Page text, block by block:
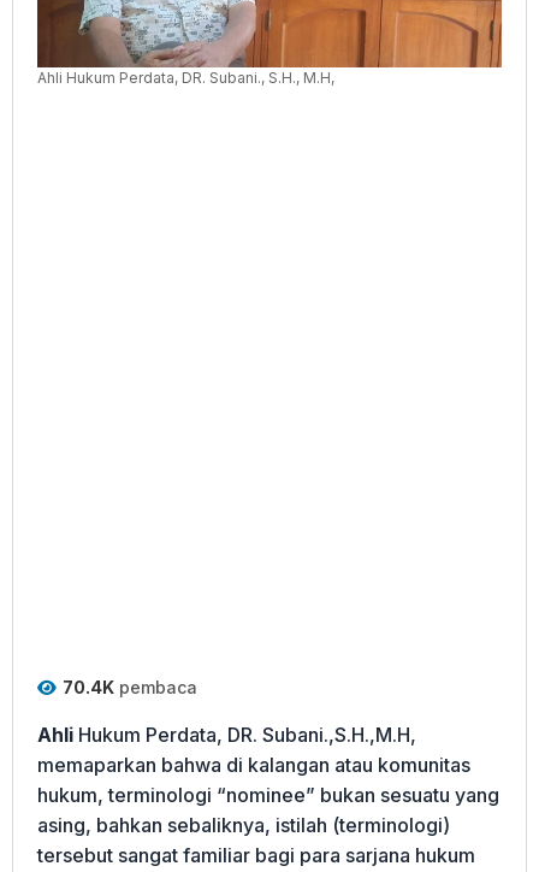
Modal
Ahli Hukum Perdata, DR. Subani., S.H., M.H,
70.4K pembaca
Ahli Hukum Perdata, DR. Subani.,S.H.,M.H,
memaparkan bahwa di kalangan atau komunitas
hukum, terminologi “nominee” bukan sesuatu yang
asing, bahkan sebaliknya, istilah (terminologi)
tersebut sangat familiar bagi para sarjana hukum